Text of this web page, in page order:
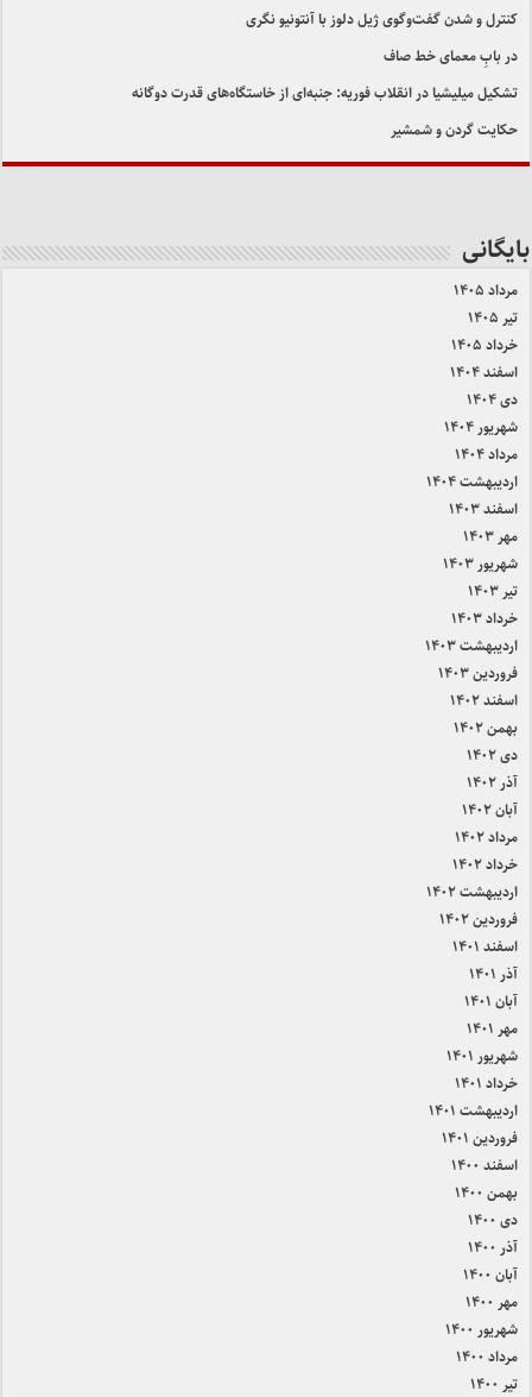
کنترل و شدن گفت‌وگوی ژیل دلوز با آنتونیو نگری
در بابِ معمای خط صاف
تشکیل میلیشیا در انقلاب فوریه: جنبه‌ای از خاستگاه‌های قدرت دوگانه
حکایت گردن و شمشیر
بایگانی
مرداد ۱۴۰۵
تیر ۱۴۰۵
خرداد ۱۴۰۵
اسفند ۱۴۰۴
دی ۱۴۰۴
شهریور ۱۴۰۴
مرداد ۱۴۰۴
اردیبهشت ۱۴۰۴
اسفند ۱۴۰۳
مهر ۱۴۰۳
شهریور ۱۴۰۳
تیر ۱۴۰۳
خرداد ۱۴۰۳
اردیبهشت ۱۴۰۳
فروردین ۱۴۰۳
اسفند ۱۴۰۲
بهمن ۱۴۰۲
دی ۱۴۰۲
آذر ۱۴۰۲
آبان ۱۴۰۲
مرداد ۱۴۰۲
خرداد ۱۴۰۲
اردیبهشت ۱۴۰۲
فروردین ۱۴۰۲
اسفند ۱۴۰۱
آذر ۱۴۰۱
آبان ۱۴۰۱
مهر ۱۴۰۱
شهریور ۱۴۰۱
خرداد ۱۴۰۱
اردیبهشت ۱۴۰۱
فروردین ۱۴۰۱
اسفند ۱۴۰۰
بهمن ۱۴۰۰
دی ۱۴۰۰
آذر ۱۴۰۰
آبان ۱۴۰۰
مهر ۱۴۰۰
شهریور ۱۴۰۰
مرداد ۱۴۰۰
تیر ۱۴۰۰